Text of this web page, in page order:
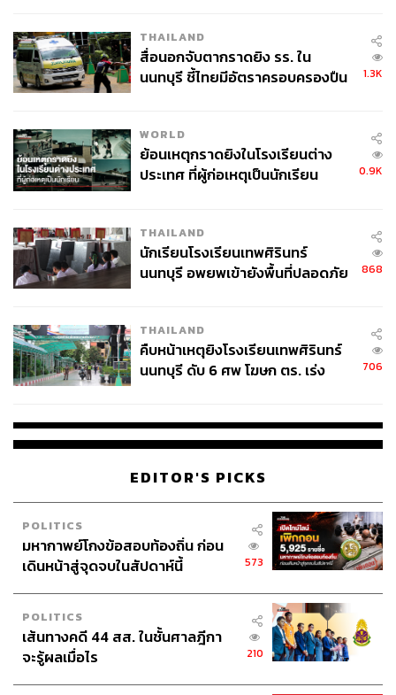
เป็นพิเศษ อาจเป็นเพราะว่าส่วนหนึ่งได้เดินทางกลับประเทศ
ไปเรียบร้อยแล้ว
ช่วงเวลาที่เหมาะสมที่สุดสำหรับการเดินทางมาตลาด
โดยทีมงานแนะนำให้มาในช่วงสายๆ ถึงเที่ยง เนื่องจากเป็น
ช่วงเวลาที่ร้านเปิดครบเต็มที่ และยังไม่มีผู้คนเดินทางมาถึง
ตลาดมากนัก
THAILAND
สื่อนอกจับตากราดยิง รร. ใน
นนทบุรี ชี้ไทยมีอัตราครอบครองปืน
1.3K
WORLD
ย้อนเหตุกราดยิงในโรงเรียนต่าง
ประเทศ ที่ผู้ก่อเหตุเป็นนักเรียน
0.9K
THAILAND
นักเรียนโรงเรียนเทพศิรินทร์
นนทบุรี อพยพเข้ายังพื้นที่ปลอดภัย
868
THAILAND
คืบหน้าเหตุยิงโรงเรียนเทพศิรินทร์
นนทบุรี ดับ 6 ศพ โฆษก ตร. เร่ง
706
EDITOR'S PICKS
POLITICS
มหากาพย์โกงข้อสอบท้องถิ่น ก่อน
เดินหน้าสู่จุดจบในสัปดาห์นี้
573
POLITICS
เส้นทางคดี 44 สส. ในชั้นศาลฎีกา
จะรู้ผลเมื่อไร
210